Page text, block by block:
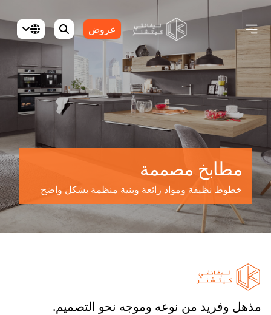
عروض
مطابخ مصممة
خطوط نظيفة ومواد رائعة وبنية منظمة بشكل واضح
مذهل وفريد من نوعه وموجه نحو التصميم.